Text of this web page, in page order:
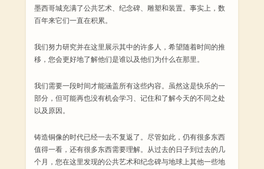
墨西哥城充满了公共艺术、纪念碑、雕塑和装置。事实上，数
百年来它们一直在积累。
我们努力研究并在这里展示其中的许多人，希望随着时间的推
移，您会更好地了解他们是谁以及他们为什么在那里。
我们需要一段时间才能涵盖所有这些内容。虽然这是快乐的一
部分，但可能再也没有机会学习、记住和了解今天的不同之处
以及原因。
铸造铜像的时代已经一去不复返了。尽管如此，仍有很多东西
值得一看，还有很多东西需要理解。从过去的日子到过去的几
个月，您在这里发现的公共艺术和纪念碑与地球上其他一些地